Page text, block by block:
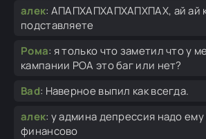
алек: АПАПХАПХАПХАПХПАХ, ай ай
подставляете
Рома: я только что заметил что у
кампании РОА это баг или нет?
Bad: Наверное выпил как всегда.
алек: у админа депрессия надо
финансово